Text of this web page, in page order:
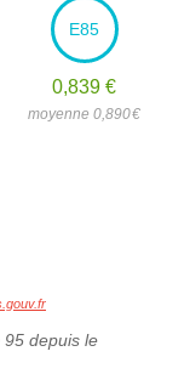
E85
0,839 €
moyenne 0,890€
depuis le